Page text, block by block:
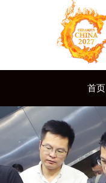
首页